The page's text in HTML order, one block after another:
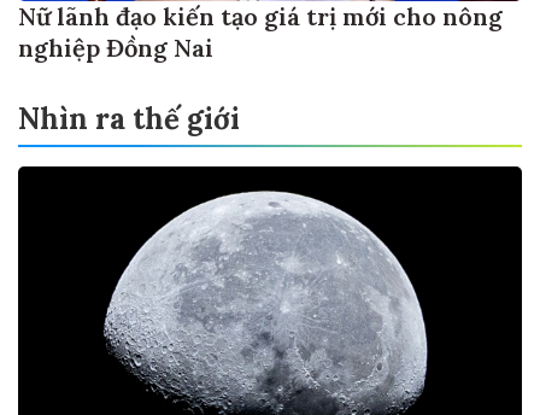
Nữ lãnh đạo kiến tạo giá trị mới cho nông
nghiệp Đồng Nai
Nhìn ra thế giới